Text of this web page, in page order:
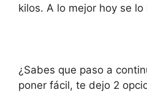
kilos. A lo mejor hoy se
¿Sabes que paso a
poner fácil, te dejo 2